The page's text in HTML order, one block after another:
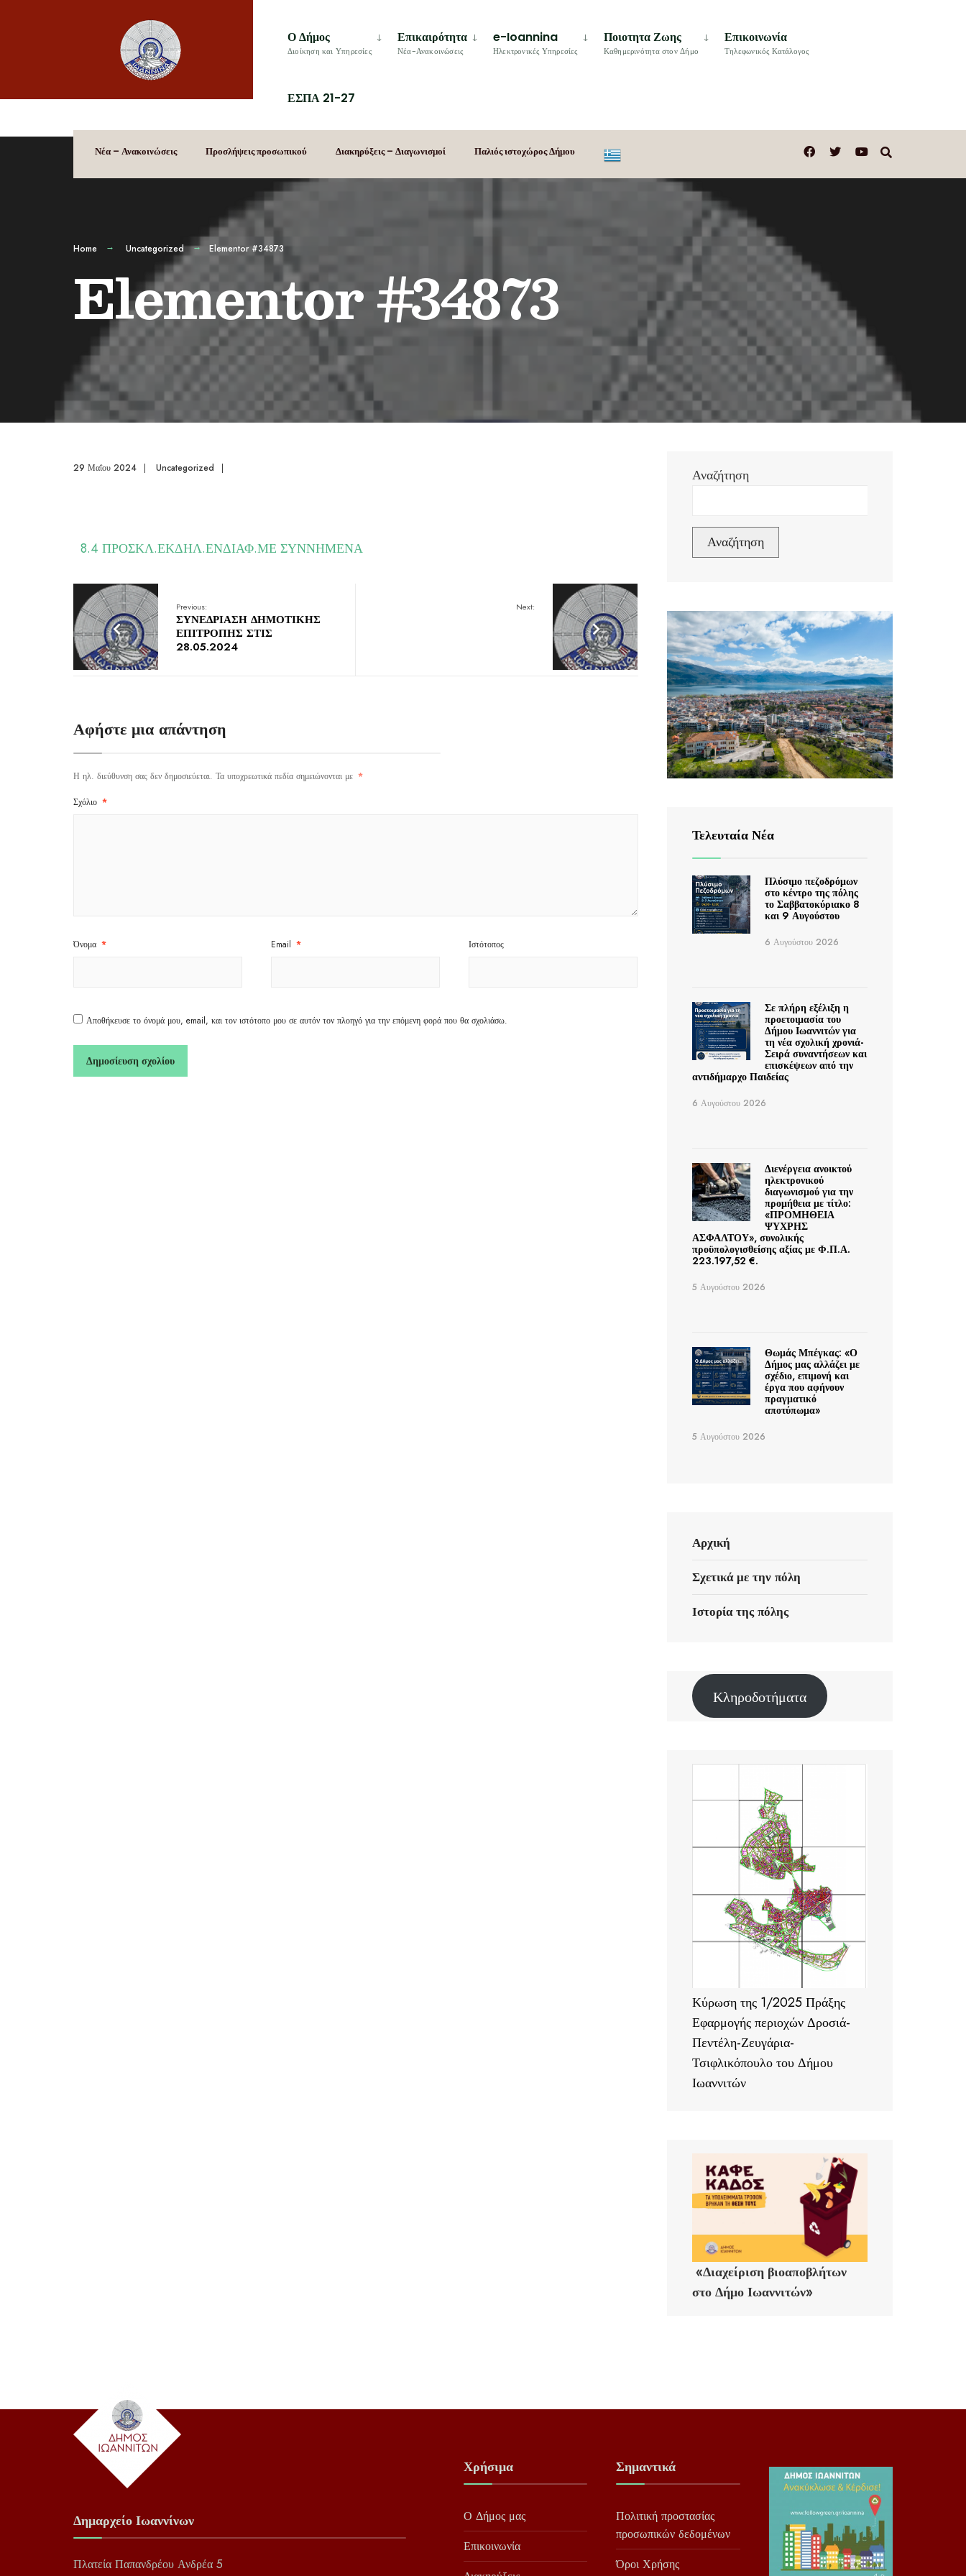
Ο Δήμος
Διοίκηση και Υπηρεσίες
Επικαιρότητα
Νέα-Ανακοινώσεις
e-Ioannina
Ηλεκτρονικές Υπηρεσίες
Ποιοτητα Ζωης
Καθημερινότητα στον Δήμο
Επικοινωνία
Τηλεφωνικός Κατάλογος
ΕΣΠΑ 21-27
Νέα – Ανακοινώσεις Προσλήψεις προσωπικού Διακηρύξεις – Διαγωνισμοί Παλιός ιστοχώρος Δήμου
Home Uncategorized Elementor #34873
Elementor #34873
29 Μαΐου 2024 | Uncategorized |
8.4 ΠΡΟΣΚΛ.ΕΚΔΗΛ.ΕΝΔΙΑΦ.ΜΕ ΣΥΝΝΗΜΕΝΑ
Previous:
ΣΥΝΕΔΡΙΑΣΗ ΔΗΜΟΤΙΚΗΣ
ΕΠΙΤΡΟΠΗΣ ΣΤΙΣ
28.05.2024
Next:
Αφήστε μια απάντηση
Η ηλ. διεύθυνση σας δεν δημοσιεύεται. Τα υποχρεωτικά πεδία σημειώνονται με *
Σχόλιο *
Όνομα * Email * Ιστότοπος
Αποθήκευσε το όνομά μου, email, και τον ιστότοπο μου σε αυτόν τον πλοηγό για την επόμενη φορά που θα σχολιάσω.
Αναζήτηση
Αναζήτηση
Τελευταία Νέα
Πλύσιμο πεζοδρόμων
στο κέντρο της πόλης
το Σαββατοκύριακο 8
και 9 Αυγούστου
6 Αυγούστου 2026
Σε πλήρη εξέλιξη η
προετοιμασία του
Δήμου Ιωαννιτών για
τη νέα σχολική χρονιά-
Σειρά συναντήσεων και
επισκέψεων από την
αντιδήμαρχο Παιδείας
6 Αυγούστου 2026
Διενέργεια ανοικτού
ηλεκτρονικού
διαγωνισμού για την
προμήθεια με τίτλο:
«ΠΡΟΜΗΘΕΙΑ
ΨΥΧΡΗΣ
ΑΣΦΑΛΤΟΥ», συνολικής
προϋπολογισθείσης αξίας με Φ.Π.Α.
223.197,52 €.
5 Αυγούστου 2026
Θωμάς Μπέγκας: «Ο
Δήμος μας αλλάζει με
σχέδιο, επιμονή και
έργα που αφήνουν
πραγματικό
αποτύπωμα»
5 Αυγούστου 2026
Αρχική
Σχετικά με την πόλη
Ιστορία της πόλης
Κληροδοτήματα
Κύρωση της 1/2025 Πράξης
Εφαρμογής περιοχών Δροσιά-
Πεντέλη-Ζευγάρια-
Τσιφλικόπουλο του Δήμου
Ιωαννιτών
«Διαχείριση βιοαποβλήτων
στο Δήμο Ιωαννιτών»
Δημαρχείο Ιωαννίνων
Πλατεία Παπανδρέου Ανδρέα 5
Χρήσιμα
Ο Δήμος μας
Επικοινωνία
Σημαντικά
Πολιτική προστασίας
προσωπικών δεδομένων
Όροι Χρήσης